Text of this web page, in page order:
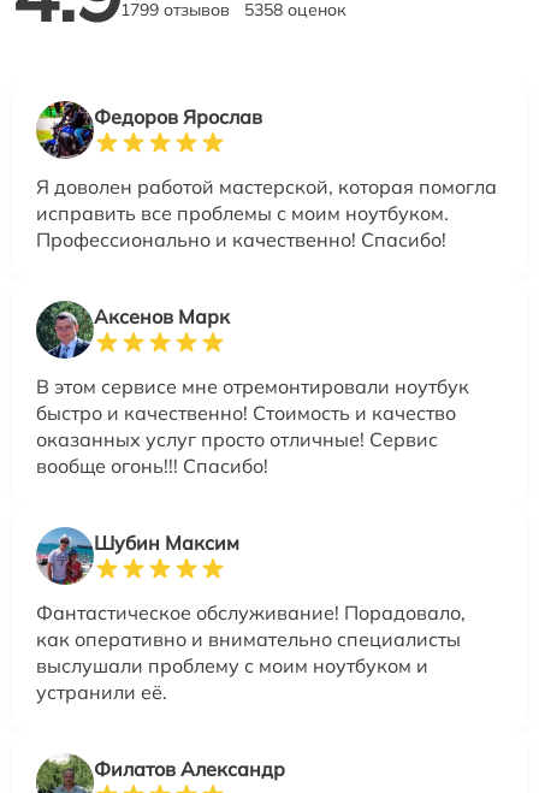
1799 отзывов 5358 оценок
Федоров Ярослав
Я доволен работой мастерской, которая помогла
исправить все проблемы с моим ноутбуком.
Профессионально и качественно! Спасибо!
Аксенов Марк
В этом сервисе мне отремонтировали ноутбук
быстро и качественно! Стоимость и качество
оказанных услуг просто отличные! Сервис
вообще огонь!!! Спасибо!
Шубин Максим
Фантастическое обслуживание! Порадовало,
как оперативно и внимательно специалисты
выслушали проблему с моим ноутбуком и
устранили её.
Филатов Александр